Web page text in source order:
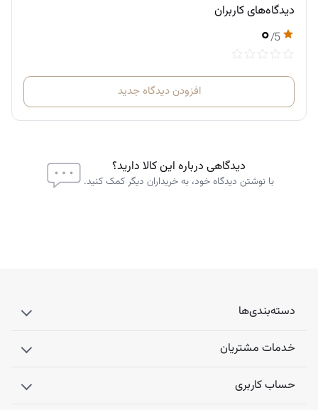
Pot (طلایی فلزی)، Chocolate Martini (اسپرسو تیره طلاکاری شده).
دیدگاه‌های کاربران
۰/5
افزودن دیدگاه جدید
دیدگاهی درباره این کالا دارید؟
با نوشتن دیدگاه خود، به خریداران دیگر کمک کنید.
دسته‌بندی‌ها
خدمات مشتریان
حساب کاربری